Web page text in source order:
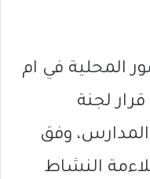
المحلية في ام
لجنة
المدارس، وفق
النشاط